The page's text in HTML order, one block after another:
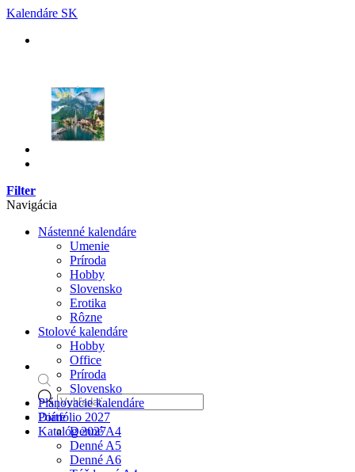
Skip
content
Kalendáre SK
Products
search
Portfólio 2027
Katalóg 2027
Filter
Navigácia
Nástenné kalendáre
Umenie
Príroda
Hobby
Slovensko
Erotika
Rôzne
Stolové kalendáre
Hobby
Office
Príroda
Slovensko
Plánovacie kalendáre
Diáre
Denné A4
Denné A5
Denné A6